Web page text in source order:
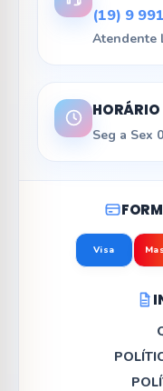
(19) 9
Atendente
HORÁRIO
Seg a Sex
Visa